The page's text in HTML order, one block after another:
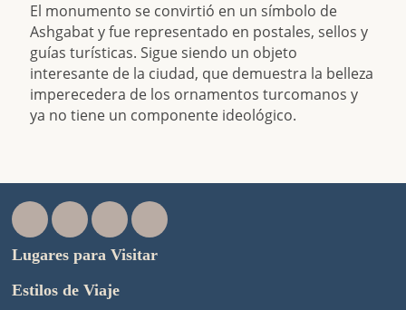
El monumento se convirtió en un símbolo de
Ashgabat y fue representado en postales, sellos y
guías turísticas. Sigue siendo un objeto
interesante de la ciudad, que demuestra la belleza
imperecedera de los ornamentos turcomanos y
ya no tiene un componente ideológico.
Lugares para Visitar
Estilos de Viaje